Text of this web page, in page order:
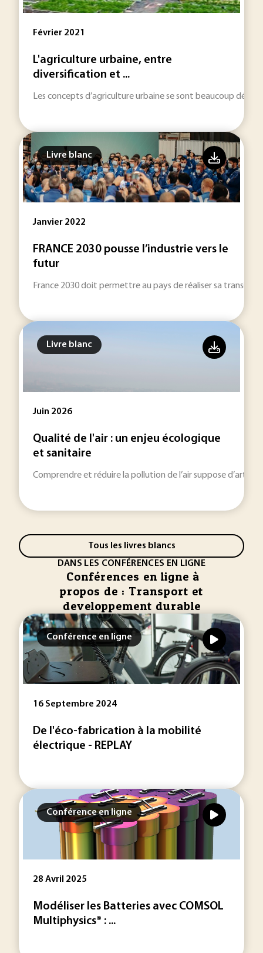
Février 2021
L'agriculture urbaine, entre
diversification et ...
Les concepts d’agriculture urbaine se sont beaucoup
Livre blanc
Janvier 2022
FRANCE 2030 pousse l’industrie vers le
futur
France 2030 doit permettre au pays de réaliser sa
Livre blanc
Juin 2026
Qualité de l'air : un enjeu écologique
et sanitaire
Comprendre et réduire la pollution de l’air suppose
Tous les livres blancs
DANS LES CONFÉRENCES EN LIGNE
Conférences en ligne à
propos de : Transport et
developpement durable
Conférence en ligne
16 Septembre 2024
De l'éco-fabrication à la mobilité
électrique - REPLAY
Conférence en ligne
28 Avril 2025
Modéliser les Batteries avec COMSOL
Multiphysics® : ...